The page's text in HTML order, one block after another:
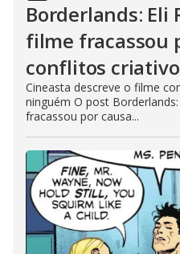
Borderlands: Eli
filme fracassou
conflitos
Cineasta descreve o filme
ninguém O post
fracassou por causa...